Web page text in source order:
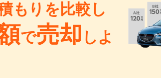
もりを比較し
で売却 しよ